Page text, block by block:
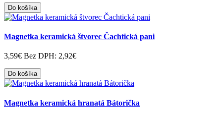
Do košíka
Magnetka keramická štvorec Čachtická pani
3,59€ Bez DPH: 2,92€
Do košíka
Magnetka keramická hranatá Bátorička